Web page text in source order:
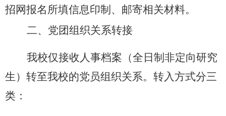
招网报名所填信息印制、邮寄相关材料。
二、党团组织关系转接
我校仅接收人事档案（全日制非定向研究
生）转至我校的党员组织关系。 转入方式分三
类 ：